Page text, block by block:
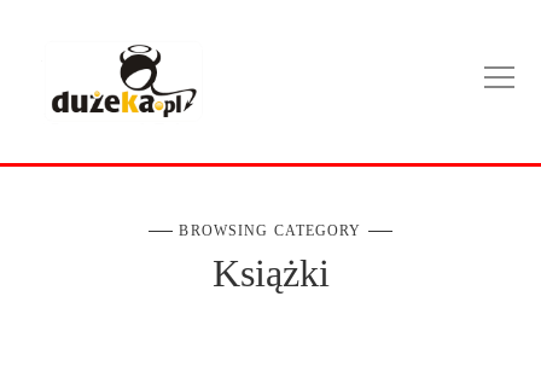
BROWSING CATEGORY
Książki